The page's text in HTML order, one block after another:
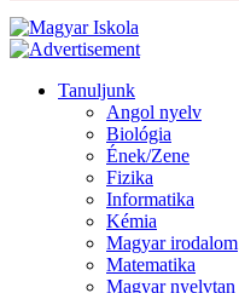
Tanuljunk
Angol nyelv
Biológia
Ének/Zene
Fizika
Informatika
Kémia
Magyar irodalom
Matematika
Magyar nyelvtan